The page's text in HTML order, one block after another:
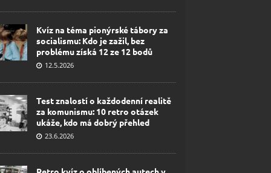
Kvíz na téma pionýrské tábory za
socialismu: Kdo je zažil, bez
problému získá 12 ze 12 bodů
12.5.2026
Test znalostí o každodenní realitě
za komunismu: 10 retro otázek
ukáže, kdo má dobrý přehled
23.6.2026